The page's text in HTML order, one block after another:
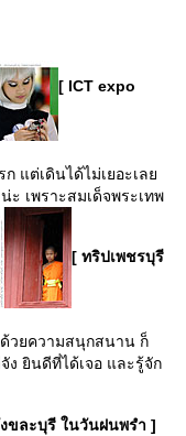
[ ICT expo
ก แต่เดินได้ไม่เยอะเล
เพราะสมเด็จพระเทพ
[ ทริปเพชรบุรี
วยความสนุกสนาน ก็
ยินดีที่ได้เจอ และรู้จัก
ขละบุรี ในวันฝนพรำ ]